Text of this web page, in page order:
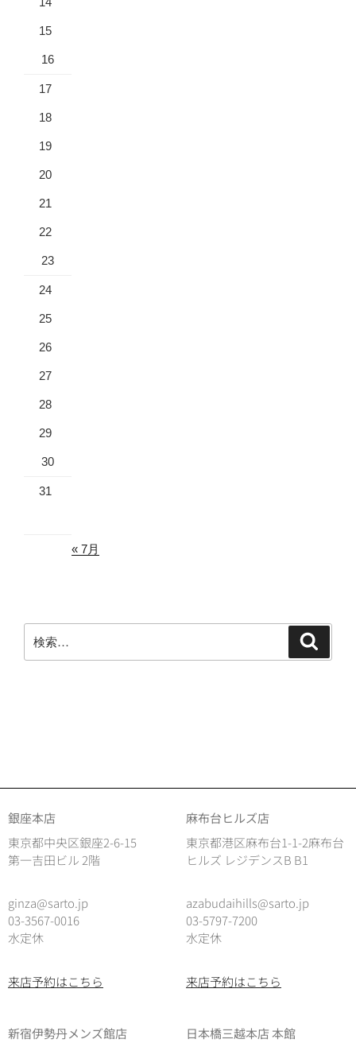
15
16
17
18
19
20
21
22
23
24
25
26
27
28
29
30
31
« 7月
銀座本店
東京都中央区銀座2-6-15
第一吉田ビル 2階
ginza@sarto.jp
03-3567-0016
水定休
来店予約はこちら
麻布台ヒルズ店
東京都港区麻布台1-1-2麻布台
ヒルズ レジデンスB B1
azabudaihills@sarto.jp
03-5797-7200
水定休
来店予約はこちら
新宿伊勢丹メンズ館店
日本橋三越本店 本館